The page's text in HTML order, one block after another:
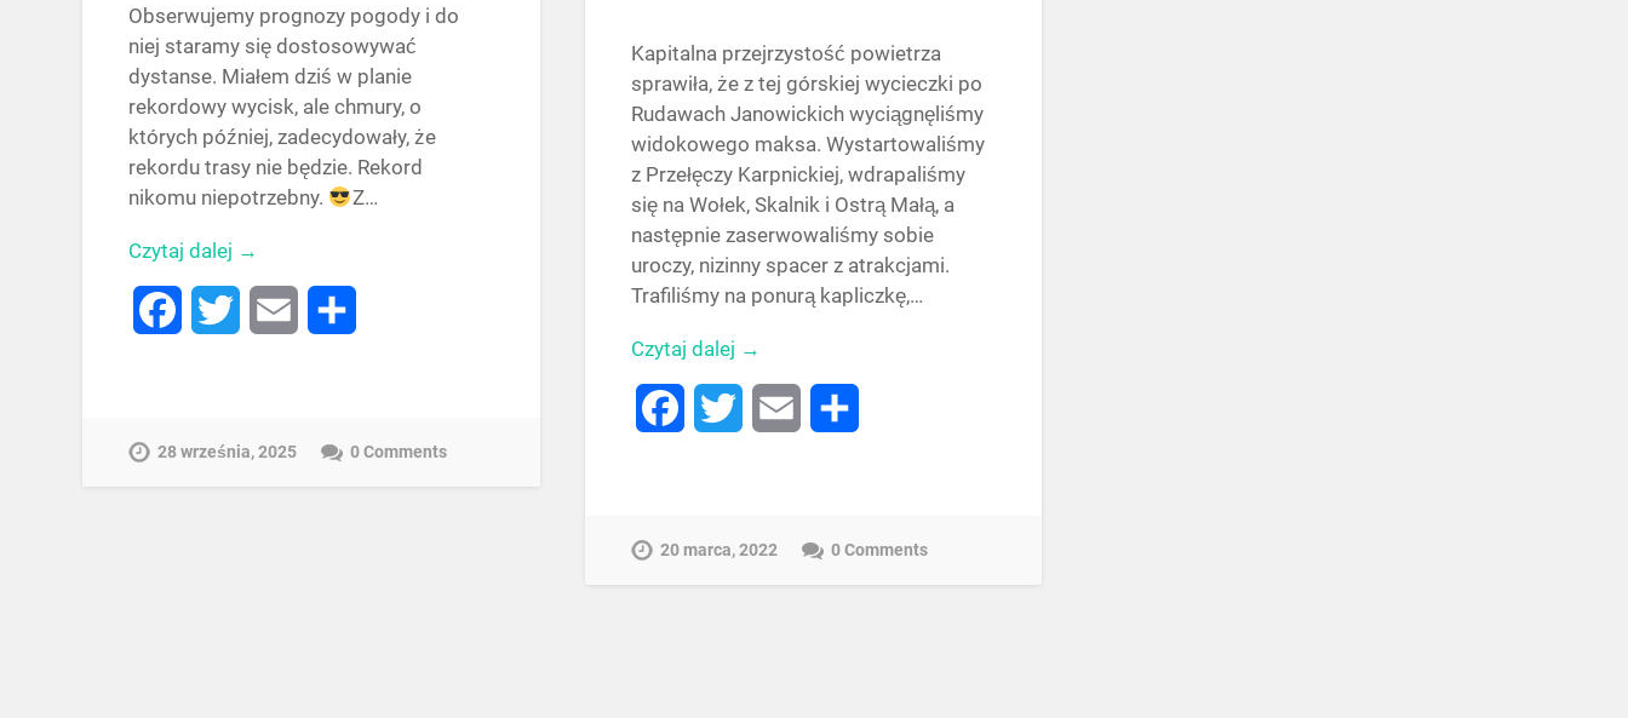
Obserwujemy prognozy pogody i do
niej staramy się dostosowywać
dystanse. Miałem dziś w planie
rekordowy wycisk, ale chmury, o
których później, zadecydowały, że
rekordu trasy nie będzie. Rekord
nikomu niepotrzebny.
Z…
Czytaj dalej →
FacebookTwitter Email
28 września, 2025 0 Comments
Kapitalna przejrzystość powietrza
sprawiła, że z tej górskiej wycieczki po
Rudawach Janowickich wyciągnęliśmy
widokowego maksa. Wystartowaliśmy
z Przełęczy Karpnickiej, wdrapaliśmy
się na Wołek, Skalnik i Ostrą Małą, a
następnie zaserwowaliśmy sobie
uroczy, nizinny spacer z atrakcjami.
Trafiliśmy na ponurą kapliczkę,…
Czytaj dalej →
FacebookTwitter Email
20 marca, 2022 0 Comments